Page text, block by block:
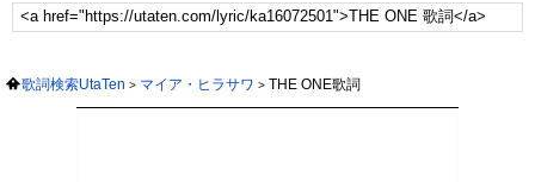
歌詞検索UtaTen マイア・ヒラサワ THE ONE歌詞